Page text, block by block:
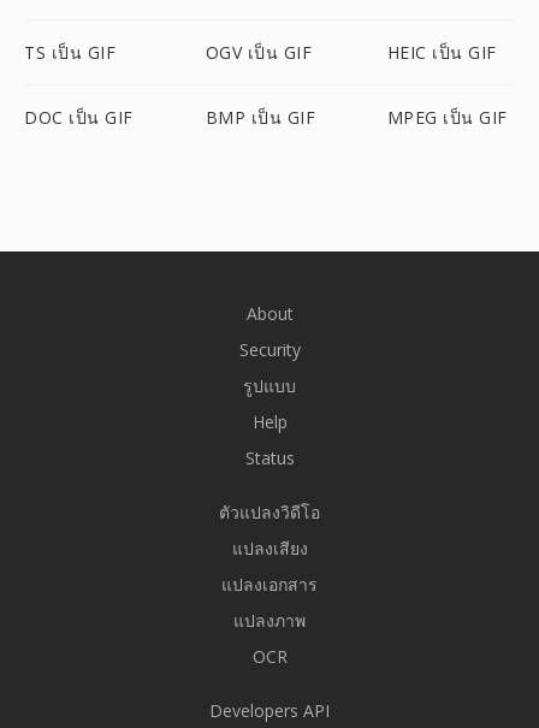
TS เป็น GIF OGV เป็น GIF HEIC เป็น GIF
DOC เป็น GIF BMP เป็น GIF MPEG เป็น GIF
About
Security
รูปแบบ
Help
Status
ตัวแปลงวิดีโอ
แปลงเสียง
แปลงเอกสาร
แปลงภาพ
OCR
Developers API